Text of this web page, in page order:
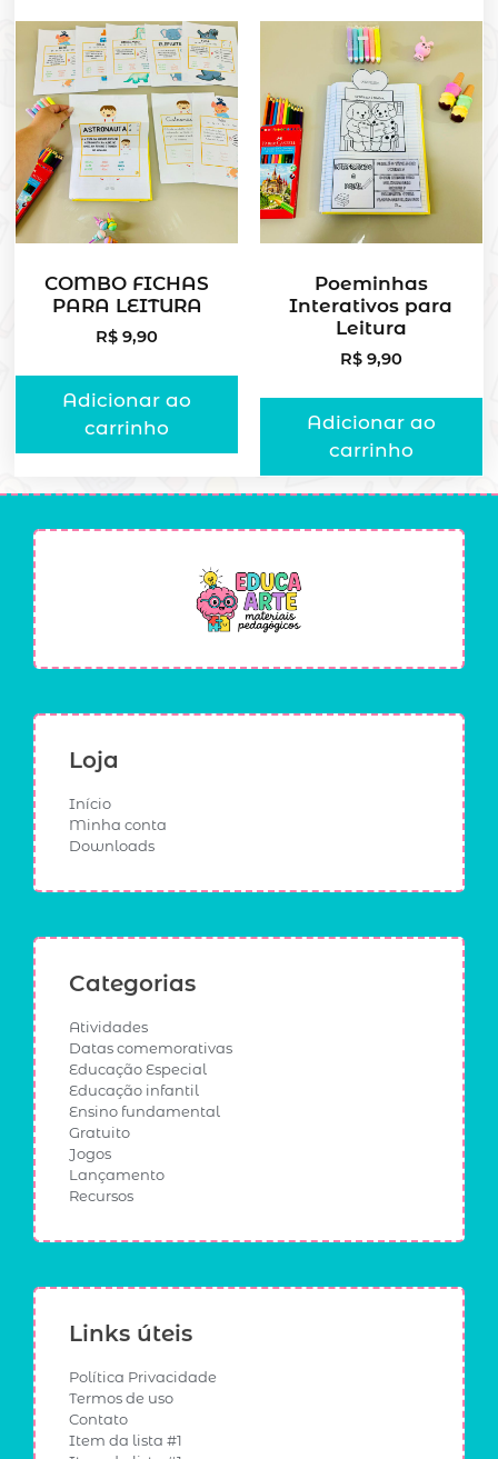
COMBO FICHAS
PARA LEITURA
R$ 9,90
Adicionar ao
carrinho
Poeminhas
Interativos para
Leitura
R$9,90
Adicionar ao
carrinho
Loja
Início
Minha conta
Downloads
Categorias
Atividades
Datas comemorativas
Educação Especial
Educação infantil
Ensino fundamental
Gratuito
Jogos
Lançamento
Recursos
Links úteis
Política Privacidade
Termos de uso
Contato
Item da lista #1